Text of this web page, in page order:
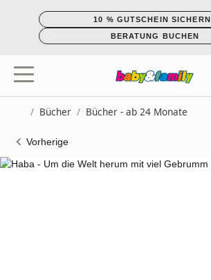
10 % GUTSCHEIN SICHERN
BERATUNG BUCHEN
/ Bücher / Bücher - ab 24 Monate
Vorherige